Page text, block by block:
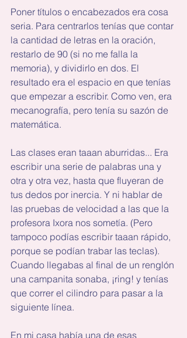
Poner títulos o encabezados era cosa
seria. Para centrarlos tenías que contar
la cantidad de letras en la oración,
restarlo de 90 (si no me falla la
memoria), y dividirlo en dos. El
resultado era el espacio en que tenías
que empezar a escribir. Como ven, era
mecanografía, pero tenía su sazón de
matemática.
Las clases eran taaan aburridas... Era
escribir una serie de palabras una y
otra y otra vez, hasta que fluyeran de
tus dedos por inercia. Y ni hablar de
las pruebas de velocidad a las que la
profesora Ixora nos sometía. (Pero
tampoco podías escribir taaan rápido,
porque se podían trabar las teclas).
Cuando llegabas al final de un renglón
una campanita sonaba, ¡ring! y tenías
que correr el cilindro para pasar a la
siguiente línea.
En mi casa había una de esas